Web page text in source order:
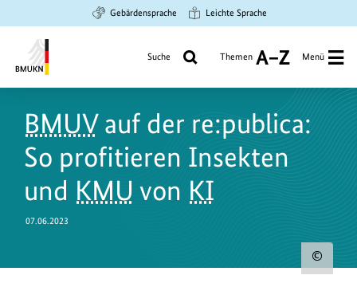
Hauptinhalt
springen
Suche
springen
Hauptnavigation
springen
Gebärdensprache Leichte Sprache
Umwelt,
Klimaschutz,
Naturschutz
nukleare
Sicherheit
Suche Themen
A
Z
Menü
BMUVauf der re:publica:
So profitieren Insekten
und KMU von KI
07.06.2023